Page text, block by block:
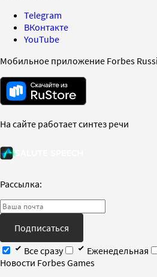
Telegram
ВКонтакте
YouTube
Мобильное приложение Forbes
На сайте работает синтез речи
Рассылка:
Подписаться
Все сразу
Еженедельная
Новости Forbes Games